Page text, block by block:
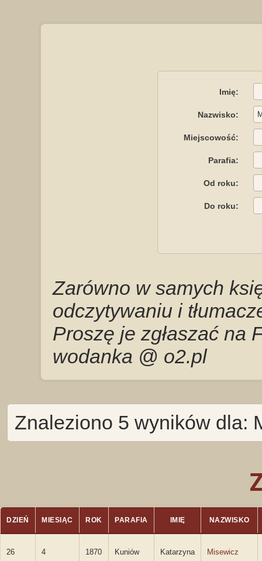
Imię:
Nazwisko:
Miejscowość:
Parafia:
Od roku:
Do roku:
Zarówno w samych
odczytywaniu i
Proszę je zgłaszać na
wodanka @ o2.pl
Znaleziono 5 wyników dla:
DZIEŃ MIESIĄC ROK PARAFIA IMIĘ NAZWISKO
26 4 1870 Kuniów Katarzyna Misewicz